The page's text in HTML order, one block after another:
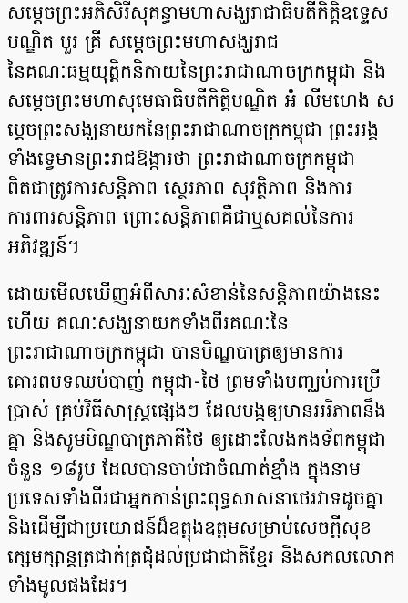
សម្តេចព្រះអភិសិរីសុគន្ធាមហាសង្ឃរាជាធិបតីកិត្តិឧទ្ទេស
បណ្ឌិត បួរ គ្រី សម្តេចព្រះមហាសង្ឃរាជ
នៃគណៈធម្មយុត្តិកនិកាយនៃព្រះរាជាណាចក្រកម្ពុជា និង
សម្តេចព្រះមហាសុមេធាធិបតីកិត្តិបណ្ឌិត អំ លីមហេង ស
ម្តេចព្រះសង្ឃនាយកនៃព្រះរាជាណាចក្រកម្ពុជា ព្រះអង្គ
ទាំងទ្វេមានព្រះរាជឱង្ការថា ព្រះរាជាណាចក្រកម្ពុជា
ពិតជាត្រូវការសន្តិភាព ស្ថេរភាព សុវត្ថិភាព និងការ
ការពារសន្តិភាព ព្រោះសន្តិភាពគឺជាឬសគល់នៃការ
អភិវឌ្ឍន៍។
ដោយមើលឃើញអំពីសារៈសំខាន់នៃសន្តិភាពយ៉ាងនេះ
ហើយ គណៈសង្ឃនាយកទាំងពីរគណៈនៃ
ព្រះរាជាណាចក្រកម្ពុជា បានបិណ្ឌបាត្រឲ្យមានការ
គោរពបទឈប់បាញ់ កម្ពុជា-ថៃ ព្រមទាំងបញ្ឈប់ការប្រើ
ប្រាស់ គ្រប់វិធីសាស្ត្រផ្សេងៗ ដែលបង្កឲ្យមានអរិភាពនឹង
គ្នា និងសូមបិណ្ឌបាត្រភាគីថៃ ឲ្យដោះលែងកងទ័ពកម្ពុជា
ចំនួន ១៨រូប ដែលបានចាប់ជាចំណាត់ខ្មាំង ក្នុងនាម
ប្រទេសទាំងពីរជាអ្នកកាន់ព្រះពុទ្ធសាសនាថេរវាទដូចគ្នា
និងដើម្បីជាប្រយោជន៍ដ៏ឧត្តុងឧត្តមសម្រាប់សេចក្តីសុខ
ក្សេមក្សាន្តត្រជាក់ត្រជុំដល់ប្រជាជាតិខ្មែរ និងសកលលោក
ទាំងមូលផងដែរ។